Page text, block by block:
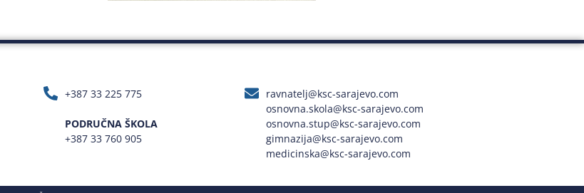
+387 33 225 775
PODRUČNA ŠKOLA
+387 33 760 905
ravnatelj@ksc-sarajevo.com
osnovna.skola@ksc-sarajevo.com
osnovna.stup@ksc-sarajevo.com
gimnazija@ksc-sarajevo.com
medicinska@ksc-sarajevo.com